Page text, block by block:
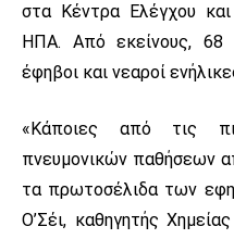
στα Κέντρα Ελέγχου
ΗΠΑ. Από εκείνους, 68
έφηβοι και νεαροί
«Κάποιες από τις
πνευμονικών παθήσεων
τα πρωτοσέλιδα των
Ο’Σέι, καθηγητής